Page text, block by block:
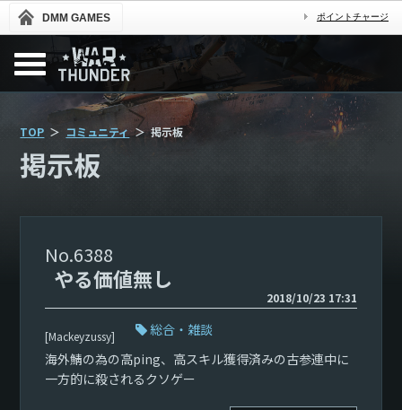
DMM GAMES ポイントチャージ
TOP コミュニティ 掲示板
掲示板
6388
やる価値無し
2018/10/23 17:31
[Mackeyzussy]
総合・雑談
海外鯖の為の高ping、高スキル獲得済みの古参連中に
一方的に殺されるクソゲー